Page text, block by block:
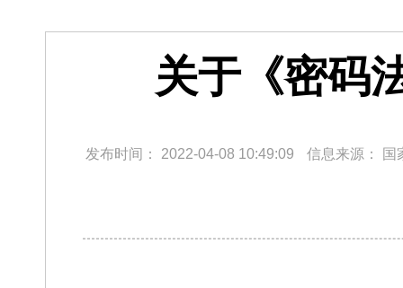
关于《密码
发布时间： 2022-04-08 10:49:09 信息来源： 国